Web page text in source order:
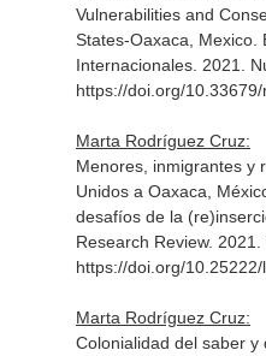
Vulnerabilities and
States-Oaxaca, Mexico.
Internacionales. 2021.
https://doi.org/
Marta Rodríguez Cruz:
Menores, inmigrantes y
Unidos a Oaxaca,
desafíos de la
Research Review. 2021.
https://doi.org/10.25222/
Marta Rodríguez Cruz:
Colonialidad del saber y